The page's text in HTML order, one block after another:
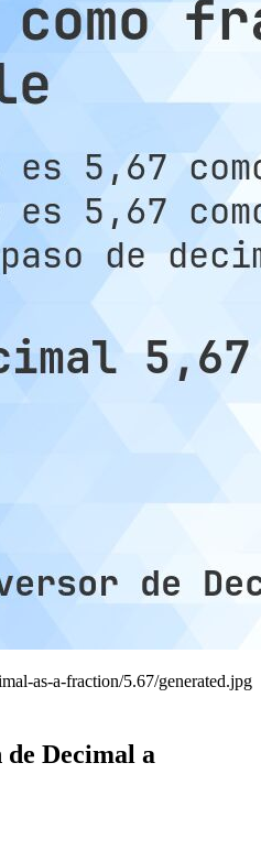
as-a-fraction/5.67/generated.jpg
de Decimal a